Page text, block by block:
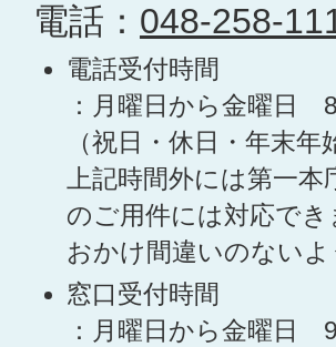
電話： 048-258-
電話受付時間
：月曜日から金曜日
（祝日・休日・年末年
上記時間外には第一
のご用件には対応でき
おかけ間違いのない
窓口受付時間
：月曜日から金曜日